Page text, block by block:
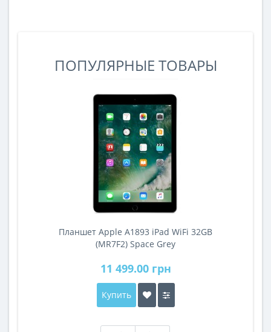
ПОПУЛЯРНЫЕ ТОВАРЫ
Планшет Apple A1893 iPad WiFi 32GB
(MR7F2) Space Grey
11 499.00 грн
Купить